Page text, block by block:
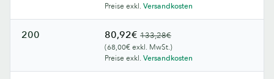
Preise exkl. Versandkosten
200 80,92€ 133,28€
(68,00€ exkl. MwSt.)
Preise exkl. Versandkosten